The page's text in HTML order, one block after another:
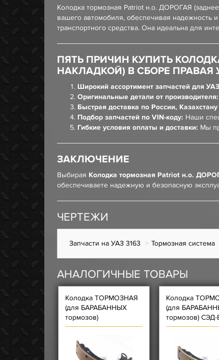
Колодка тормозная Patriot н.о. ДОРОГАЯ
вашего автомобиля, обеспечивая надежность
транспортного средства. Она идеальна для
ПЯТЬ ПРИЧИН КУПИТЬ
НАКЛАДКОЙ) В СБОРЕ ПРАВАЯ
Широкий ассортимент запчастей для
Оригинальные детали от производителя:
Быстрая доставка по России,
Подбор запчастей по VIN-коду: Наши
Гибкие условия оплаты и доставки: Мы
ЗАКЛЮЧЕНИЕ
Выбирая Колодка тормозная Patriot н.о.
обеспечиваете надежную и безопасную
ЧЕРТЕЖИ
Запчасти на УАЗ 3163 Тормозная система
АНАЛОГИЧНЫЕ ТОВАРЫ
Колодка ТОРМОЗНАЯ
(для БАРАБАННЫХ
тормозов)
Автодетальсервис
Колодка
(для
тормозов)